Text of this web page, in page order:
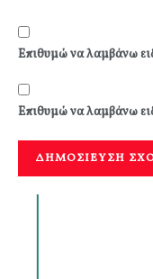
Επιθυμώ να λαμβάνω
Επιθυμώ να λαμβάνω